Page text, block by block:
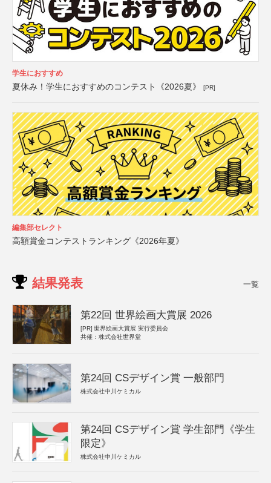
学生におすすめ
夏休み！学生におすすめのコンテスト《2026夏》 [PR]
編集部セレクト
高額賞金コンテストランキング《2026年夏》
結果発表 一覧
第22回 世界絵画大賞展 2026
[PR] 世界絵画大賞展 実行委員会
共催：株式会社世界堂
第24回 CSデザイン賞 一般部門
株式会社中川ケミカル
第24回 CSデザイン賞 学生部門《学生
限定》
株式会社中川ケミカル